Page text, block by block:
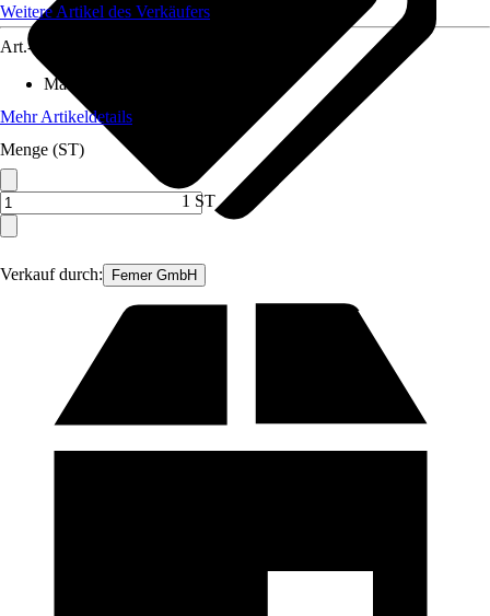
Verkauf durch: Femer GmbH
Weitere Artikel des Verkäufers
Art.-Nr.
Material
Mehr Artikeldetails
Menge (ST)
1 ST